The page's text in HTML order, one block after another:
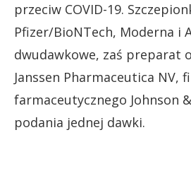
przeciw COVID-19.
Pfizer/BioNTech, Moderna i
dwudawkowe, zaś preparat
Janssen Pharmaceutica NV,
farmaceutycznego Johnson
podania jednej dawki.